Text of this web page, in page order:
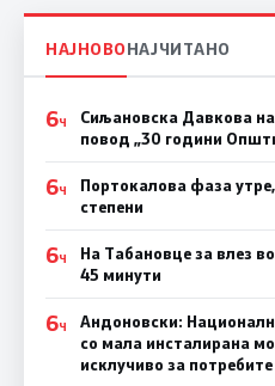
НАЈНОВОНАЈЧИТАНО
6Ч
Сиљановска Давкова
повод „30 години
6Ч
Портокалова фаза
степени
6Ч
На Табановце за влез
45 минути
6Ч
Андоновски:
со мала инсталирана
исклучиво за